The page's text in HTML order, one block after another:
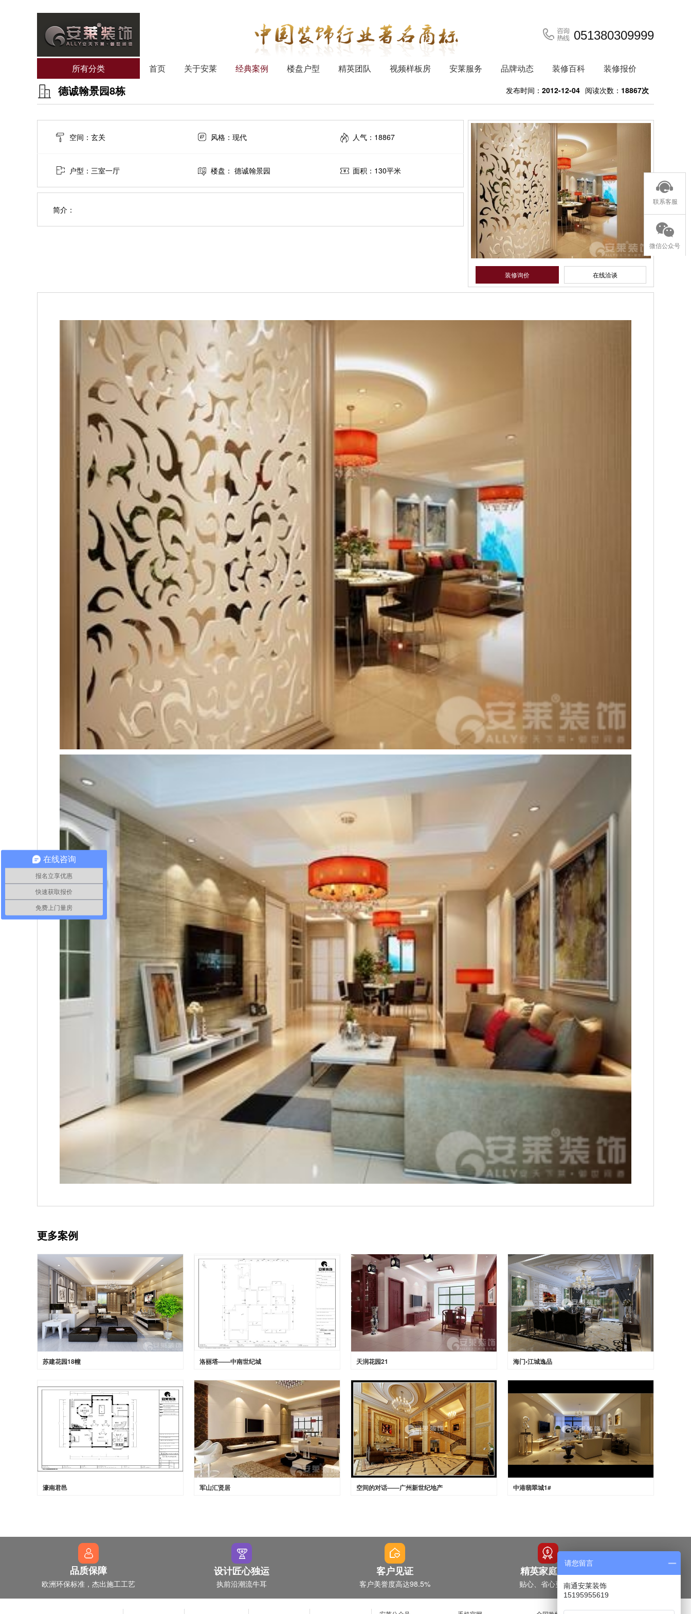
051380309999
所有分类 首页 关于安莱 经典案例 楼盘户型 精英团队 视频样板房 安莱服务 品牌动态 装修百科 装修报价
发布时间： 2012-12-04 阅读次数： 18867次
德诚翰景园8栋
空间：玄关 风格：现代 人气：18867
户型：三室一厅 楼盘： 德诚翰景园 面积：130平米
简介：
装修询价 在线洽谈
更多案例
苏建花园18幢 洛丽塔——中南世纪城 天润花园21 海门•江城逸品
濠南君邑 军山汇贤居 空间的对话——广州新世纪地产 中港翡翠城1#
品质保障
欧洲环保标准，杰出施工工艺
设计匠心独运
执前沿潮流牛耳
客户见证
客户美誉度高达98.5%
精英家庭之选
贴心、省心更放心
联系客服
微信公众号
在线咨询
报名立享优惠
快速获取报价
免费上门量房
请您留言
南通安莱装饰
15195955619